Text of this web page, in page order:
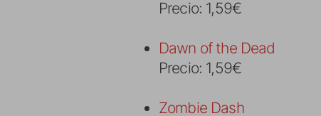
Precio: 1,59€
Dawn of the Dead
Precio: 1,59€
Zombie Dash